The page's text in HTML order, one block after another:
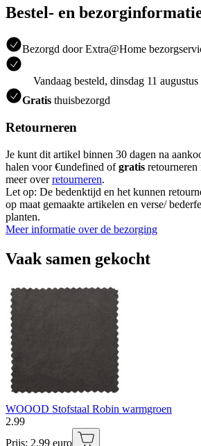
Bestel- en
Bezorgd door Extra@Home
Vandaag besteld, dinsdag 11
Gratis thuisbezorgd
Retourneren
Je kunt dit artikel binnen 30 dagen na
halen voor €undefined ofgratis
meer overretourneren.
Let op: De bedenktijd en het kunnen
op maat gemaakte artikelen en verse/
planten.
Meer informatie over de bezorging
Vaak samen gekocht
WOOOD Stofstaal Robin warmgroen
2.99
Prijs: 2.99 euro